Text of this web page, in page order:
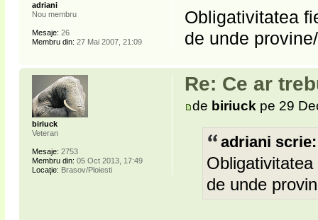
Obligativitatea
de unde
adriani
Nou membru
Mesaje: 26
Membru din: 27 Mai 2007, 21:09
Re: Ce ar
de biriuck pe 29
adriani scrie:
de unde
biriuck
Veteran
Mesaje: 2753
Membru din: 05 Oct 2013, 17:49
Locaţie: Brasov/Ploiesti